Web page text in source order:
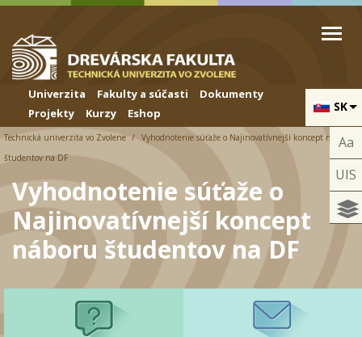
Skip to cookies
Skip to navigation
Skočiť na hlavný obsah
SK
Univerzita Fakulty a súčasti
Dokumenty
Projekty
Kurzy Eshop
Aa
UIS
Technická univerzita vo Zvolene
Vyhodnotenie súťaže o Najinovatívnejší koncept náboru
študentov na DF
Vyhodnotenie súťaže o
Najinovatívnejší koncept
náboru študentov na DF